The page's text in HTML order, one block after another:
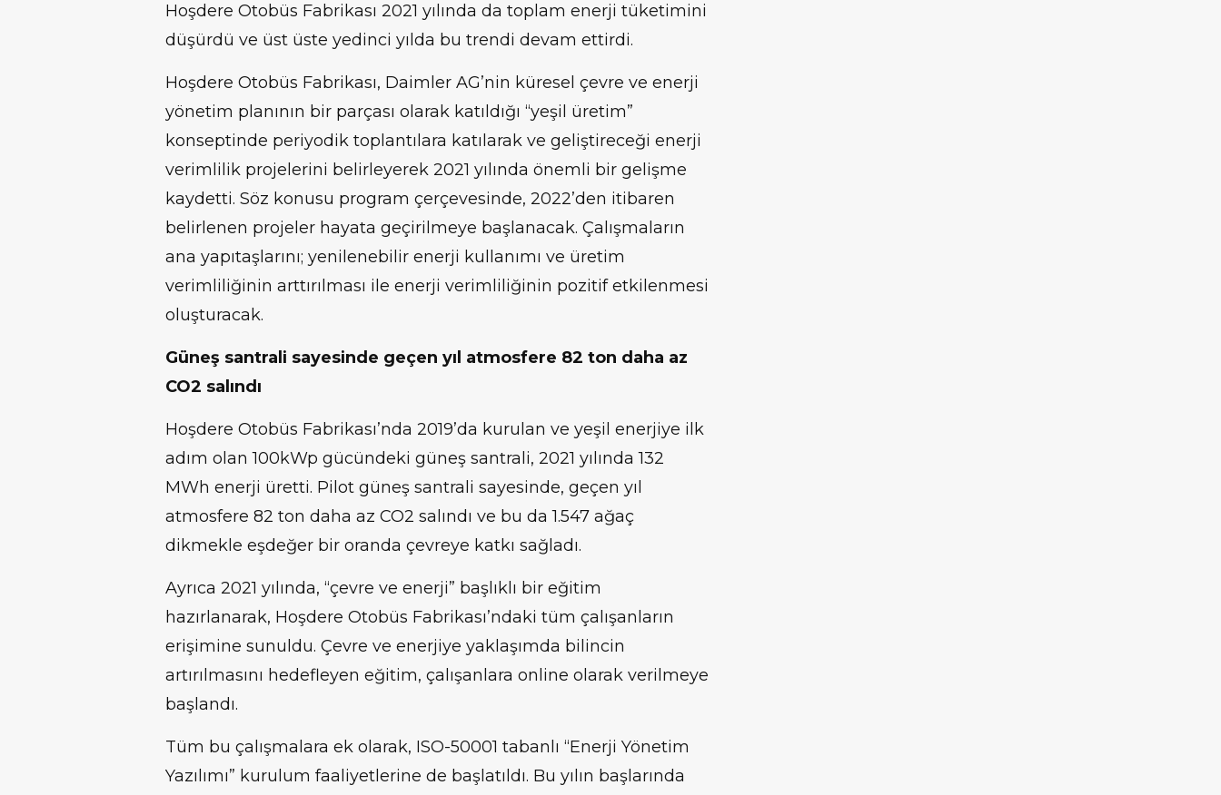
Hoşdere Otobüs Fabrikası 2021 yılında da toplam enerji tüketimini
düşürdü ve üst üste yedinci yılda bu trendi devam ettirdi.
Hoşdere Otobüs Fabrikası, Daimler AG’nin küresel çevre ve enerji
yönetim planının bir parçası olarak katıldığı “yeşil üretim”
konseptinde periyodik toplantılara katılarak ve geliştireceği enerji
verimlilik projelerini belirleyerek 2021 yılında önemli bir gelişme
kaydetti. Söz konusu program çerçevesinde, 2022’den itibaren
belirlenen projeler hayata geçirilmeye başlanacak. Çalışmaların
ana yapıtaşlarını; yenilenebilir enerji kullanımı ve üretim
verimliliğinin arttırılması ile enerji verimliliğinin pozitif etkilenmesi
oluşturacak.
Güneş santrali sayesinde geçen yıl atmosfere 82 ton daha az
CO2 salındı
Hoşdere Otobüs Fabrikası’nda 2019’da kurulan ve yeşil enerjiye ilk
adım olan 100kWp gücündeki güneş santrali, 2021 yılında 132
MWh enerji üretti. Pilot güneş santrali sayesinde, geçen yıl
atmosfere 82 ton daha az CO2 salındı ve bu da 1.547 ağaç
dikmekle eşdeğer bir oranda çevreye katkı sağladı.
Ayrıca 2021 yılında, “çevre ve enerji” başlıklı bir eğitim
hazırlanarak, Hoşdere Otobüs Fabrikası’ndaki tüm çalışanların
erişimine sunuldu. Çevre ve enerjiye yaklaşımda bilincin
artırılmasını hedefleyen eğitim, çalışanlara online olarak verilmeye
başlandı.
Tüm bu çalışmalara ek olarak, ISO-50001 tabanlı “Enerji Yönetim
Yazılımı” kurulum faaliyetlerine de başlatıldı. Bu yılın başlarında